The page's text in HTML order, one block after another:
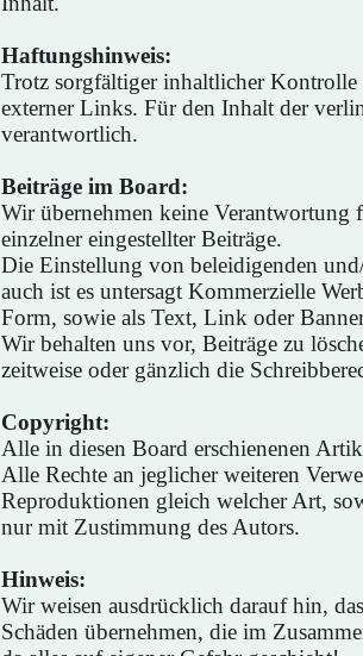
Haftungshinweis:
Trotz sorgfältiger inhaltlicher
externer Links. Für den Inhalt der
verantwortlich.
Beiträge im Board:
Wir übernehmen keine
einzelner eingestellter Beiträge.
Die Einstellung von beleidigenden
auch ist es untersagt Kommerzielle
Form, sowie als Text, Link oder
Wir behalten uns vor, Beiträge zu
zeitweise oder gänzlich die
Copyright:
Alle in diesen Board erschienenen
Alle Rechte an jeglicher weiteren
Reproduktionen gleich welcher Art,
nur mit Zustimmung des Autors.
Hinweis:
Wir weisen ausdrücklich darauf hin,
Schäden übernehmen, die im